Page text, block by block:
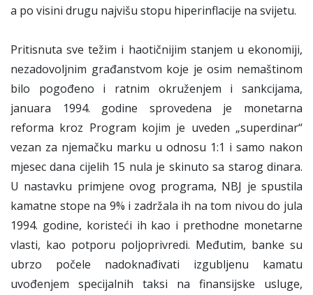
a po visini drugu najvišu stopu hiperinflacije na svijetu.
Pritisnuta sve težim i haotičnijim stanjem u ekonomiji,
nezadovoljnim građanstvom koje je osim nemaštinom
bilo pogođeno i ratnim okruženjem i sankcijama,
januara 1994. godine sprovedena je monetarna
reforma kroz Program kojim je uveden „superdinar“
vezan za njemačku marku u odnosu 1:1 i samo nakon
mjesec dana cijelih 15 nula je skinuto sa starog dinara.
U nastavku primjene ovog programa, NBJ je spustila
kamatne stope na 9% i zadržala ih na tom nivou do jula
1994. godine, koristeći ih kao i prethodne monetarne
vlasti, kao potporu poljoprivredi. Međutim, banke su
ubrzo počele nadoknađivati izgubljenu kamatu
uvođenjem specijalnih taksi na finansijske usluge,